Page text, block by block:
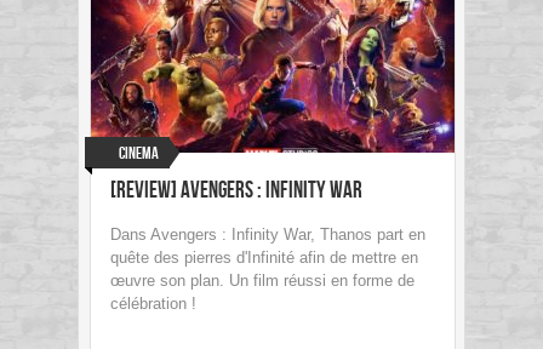
Cinema
[Review] Avengers : Infinity War
Dans Avengers : Infinity War, Thanos part en
quête des pierres d'Infinité afin de mettre en
œuvre son plan. Un film réussi en forme de
célébration !